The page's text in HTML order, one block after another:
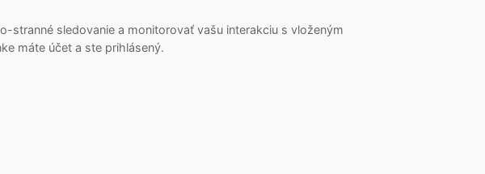
sledovanie a monitorovať vašu interakciu s vloženým
máte účet a ste prihlásený.